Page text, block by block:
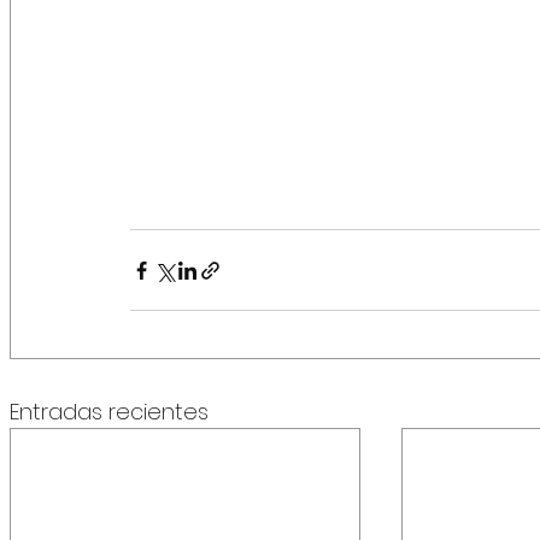
Entradas recientes